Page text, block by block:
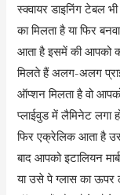
स्क्वायर डाइनिंग टेबल
का मिलता है या फिर
आता है इसमें की आपको
मिलते हैं अलग-अलग
ऑप्शन मिलता है वो
प्लाईवुड में लैमिनेट लगा
फिर एक्रेलिक आता है
बाद आपको इटालियन
या उसे पे ग्लास का ऊपर